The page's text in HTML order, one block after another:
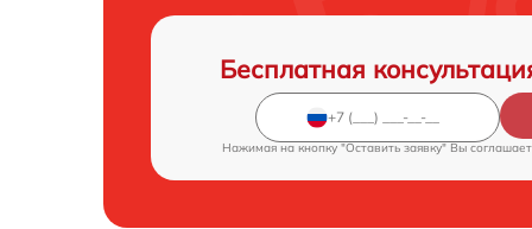
Бесплатная
Нажимая на кнопку "Оставить заявку" Вы